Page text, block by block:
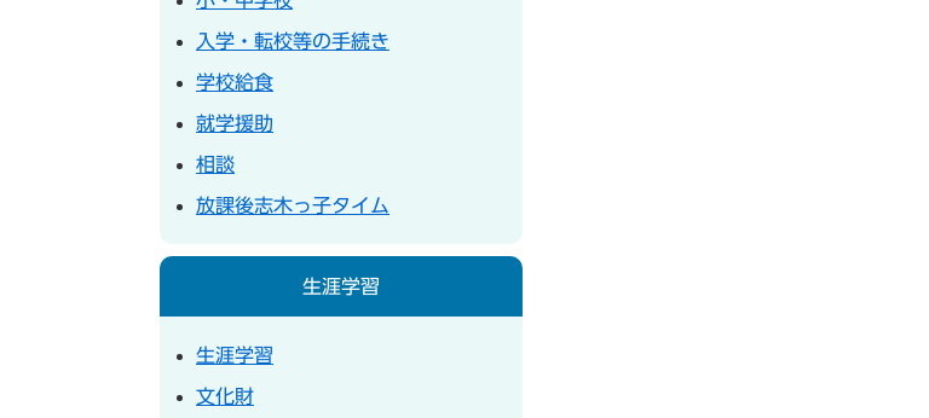
入学・転校等の手続き
学校給食
就学援助
相談
放課後志木っ子タイム
生涯学習
生涯学習
文化財